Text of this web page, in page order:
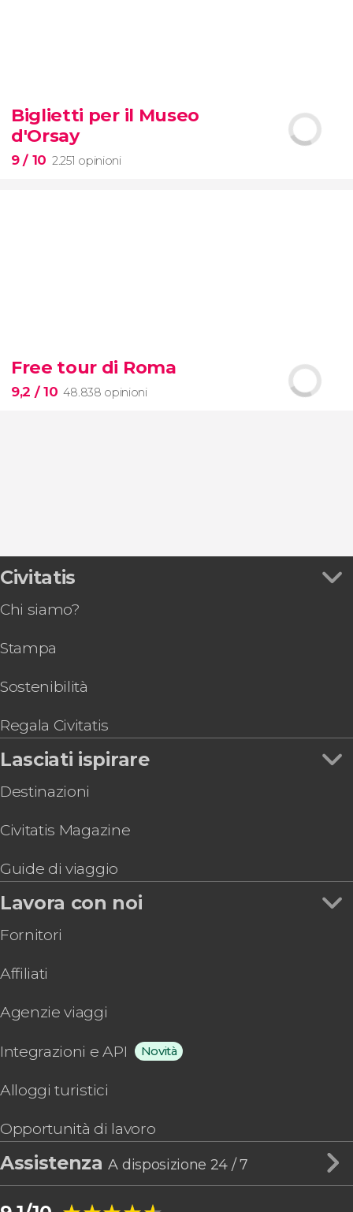
tour delle spiagge dell'isola di Saona
Biglietti per il Museo
d'Orsay
9/ 10 2.251 opinioni
biglietti per il Museo d'Orsay
Free tour di Roma
9,2 / 10 48.838 opinioni
9,2


48.838 opinioni
Civitatis
Chi siamo?
Stampa
Sostenibilità
Regala Civitatis
Lasciati ispirare
Destinazioni
Civitatis Magazine
Guide di viaggio
Lavora con noi
Fornitori
Affiliati
Agenzie viaggi
Integrazioni e API Novità
Alloggi turistici
Opportunità di lavoro
AssistenzaA disposizione 24 / 7